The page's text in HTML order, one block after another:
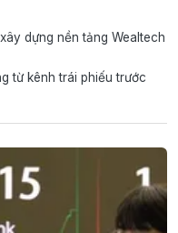
dựng nền tảng Wealtech
từ kênh trái phiếu trước